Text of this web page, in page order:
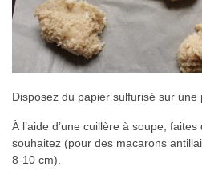
Disposez du papier sulfurisé sur une
À l’aide d’une cuillère à soupe,
souhaitez (pour des macarons
8-10 cm).